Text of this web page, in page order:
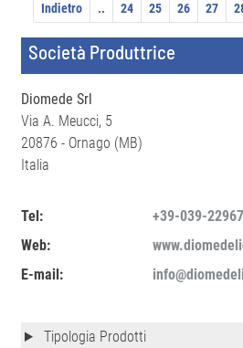
Indietro .. 24 25 26 27
Società Produttrice
Diomede Srl
Via A. Meucci, 5
20876 - Ornago (MB)
Italia
Tel:
+39-039-
Web:
E-mail:
Tipologia Prodotti